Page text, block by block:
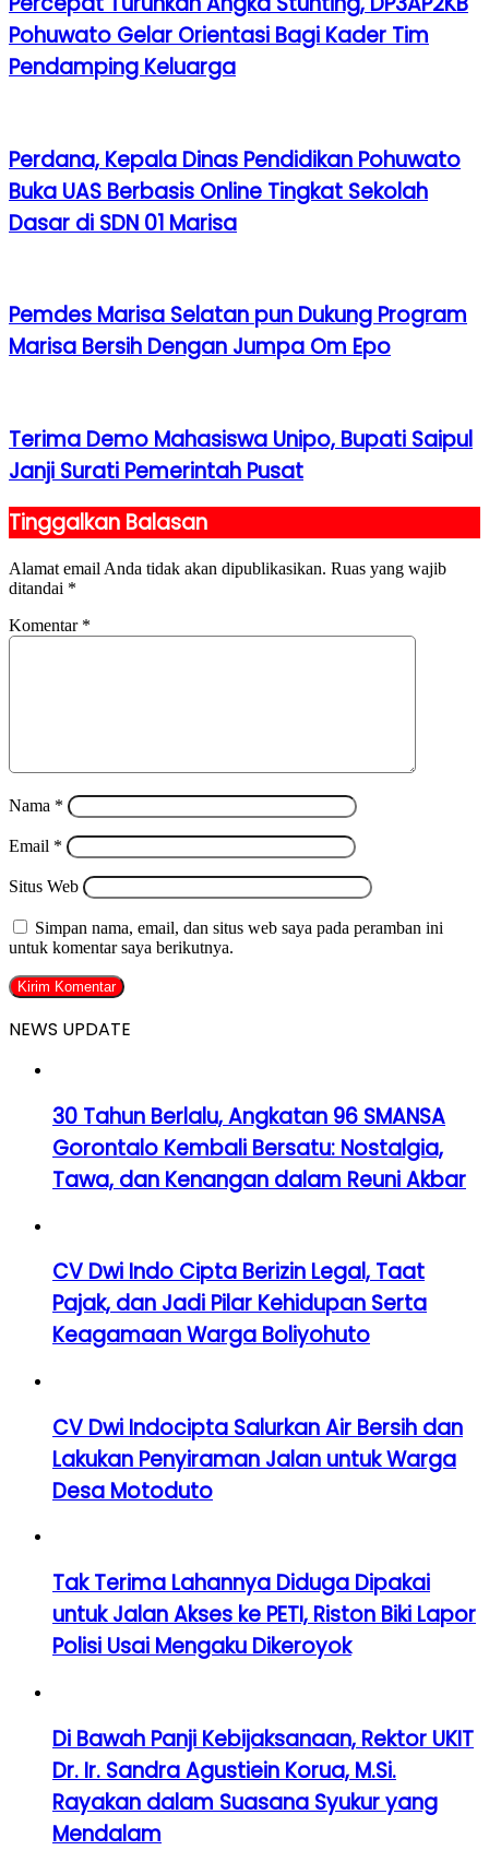
Pohuwato Gelar Orientasi Bagi Kader Tim
Pendamping Keluarga
Perdana, Kepala Dinas Pendidikan Pohuwato
Buka UAS Berbasis Online Tingkat Sekolah
Dasar di SDN 01 Marisa
Pemdes Marisa Selatan pun Dukung Program
Marisa Bersih Dengan Jumpa Om Epo
Terima Demo Mahasiswa Unipo, Bupati Saipul
Janji Surati Pemerintah Pusat
Tinggalkan Balasan
Alamat email Anda tidak akan dipublikasikan. Ruas yang wajib
ditandai *
Komentar *
Nama *
Email *
Situs Web
Simpan nama, email, dan situs web saya pada peramban ini
untuk komentar saya berikutnya.
NEWS UPDATE
30 Tahun Berlalu, Angkatan 96 SMANSA
Gorontalo Kembali Bersatu: Nostalgia,
Tawa, dan Kenangan dalam Reuni Akbar
CV Dwi Indo Cipta Berizin Legal, Taat
Pajak, dan Jadi Pilar Kehidupan Serta
Keagamaan Warga Boliyohuto
CV Dwi Indocipta Salurkan Air Bersih dan
Lakukan Penyiraman Jalan untuk Warga
Desa Motoduto
Tak Terima Lahannya Diduga Dipakai
untuk Jalan Akses ke PETI, Riston Biki Lapor
Polisi Usai Mengaku Dikeroyok
Di Bawah Panji Kebijaksanaan, Rektor UKIT
Dr. Ir. Sandra Agustiein Korua, M.Si.
Rayakan dalam Suasana Syukur yang
Mendalam